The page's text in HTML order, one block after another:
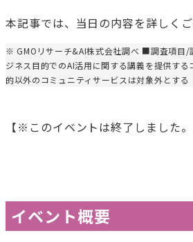
本記事では、当日の内容を詳しくご
※ GMOリサーチ&AI株式会社調べ ■調査項目/
ジネス目的でのAI活用に関する講義を提供す
的以外のコミュニティサービスは対象外とする
【※このイベントは終了しました
イベント概要